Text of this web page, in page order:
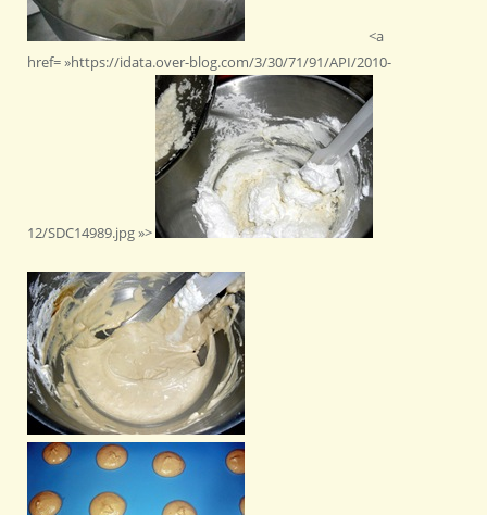
<a
href= »https://idata.over-blog.com/3/30/71/91/API/2010-
12/SDC14989.jpg »>